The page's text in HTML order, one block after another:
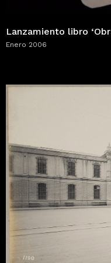
Lanzamiento libro
Enero 2006